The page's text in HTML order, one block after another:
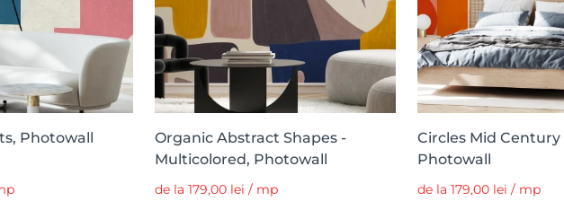
Photowall
Organic Abstract Shapes -
Multicolored, Photowall
de la 179,00 lei / mp
Circles Mid Century
Photowall
de la 179,00 lei / mp